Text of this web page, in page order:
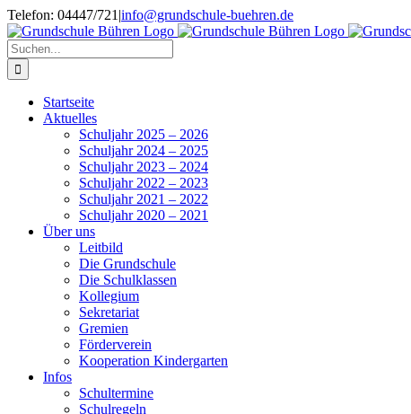
Zum
Inhalt
springen
Telefon: 04447/721 |info@grundschule-buehren.de
Suche
nach:
Startseite
Aktuelles
Schuljahr 2025 – 2026
Schuljahr 2024 – 2025
Schuljahr 2023 – 2024
Schuljahr 2022 – 2023
Schuljahr 2021 – 2022
Schuljahr 2020 – 2021
Über uns
Leitbild
Die Grundschule
Die Schulklassen
Kollegium
Sekretariat
Gremien
Förderverein
Kooperation Kindergarten
Infos
Schultermine
Schulregeln